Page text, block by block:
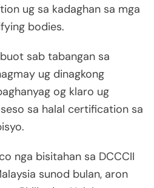
ug sa kadaghan sa mga
bodies.
sab tabangan sa
ug dinagkong
og klaro ug
sa halal certification sa
nga bisitahan sa DCCCII
sunod bulan, aron